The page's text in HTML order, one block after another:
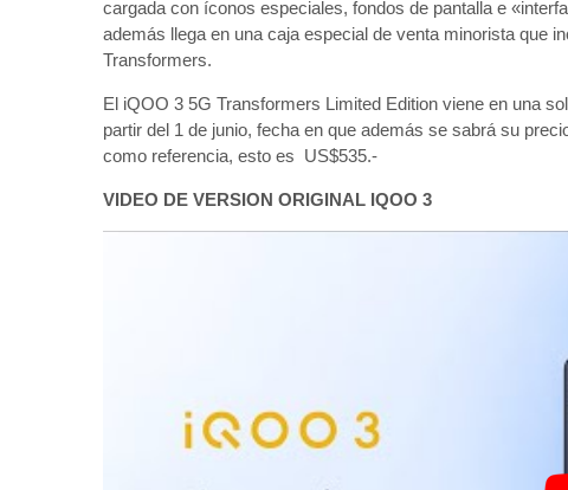
cargada con íconos especiales, fondos de pantalla e
además llega en una caja especial de venta minorista que
Transformers.
El iQOO 3 5G Transformers Limited Edition viene en una
partir del 1 de junio, fecha en que además se sabrá su
como referencia, esto es US$535.-
VIDEO DE VERSION ORIGINAL IQOO 3